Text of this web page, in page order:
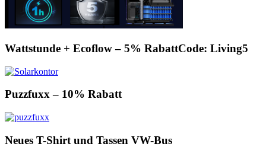
Wattstunde + Ecoflow – 5% RabattCode: Living5
Puzzfuxx – 10% Rabatt
Neues T-Shirt und Tassen VW-Bus